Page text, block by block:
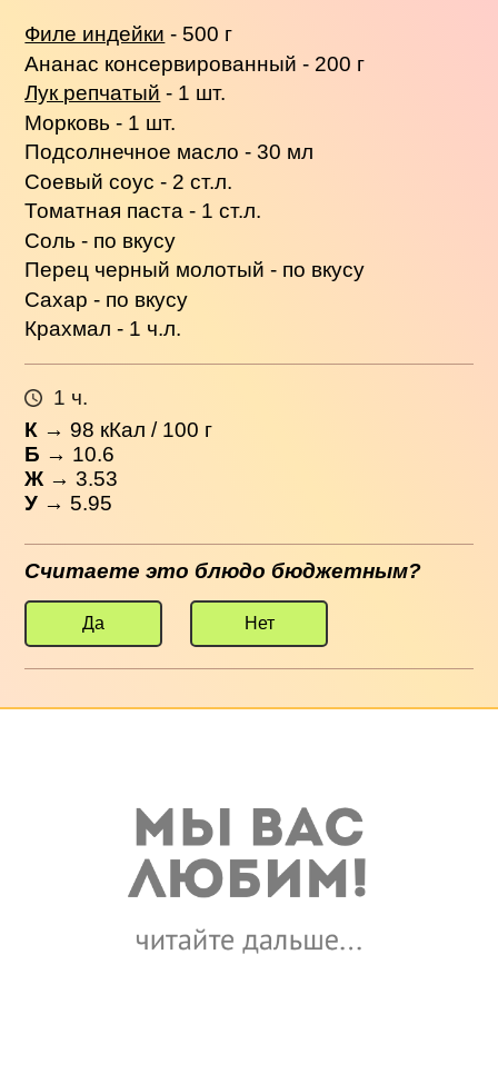
Филе индейки - 500 г
Ананас консервированный - 200 г
Лук репчатый - 1 шт.
Морковь - 1 шт.
Подсолнечное масло - 30 мл
Соевый соус - 2 ст.л.
Томатная паста - 1 ст.л.
Соль - по вкусу
Перец черный молотый - по вкусу
Сахар - по вкусу
Крахмал - 1 ч.л.
1 ч.
К → 98 кКал / 100 г
Б → 10.6
Ж → 3.53
У → 5.95
Считаете это блюдо бюджетным?
Да Нет